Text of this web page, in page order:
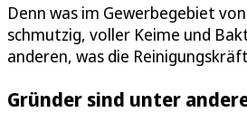
Denn was im Gewerbegebiet
schmutzig, voller Keime und
anderen, was die
Gründer sind unter